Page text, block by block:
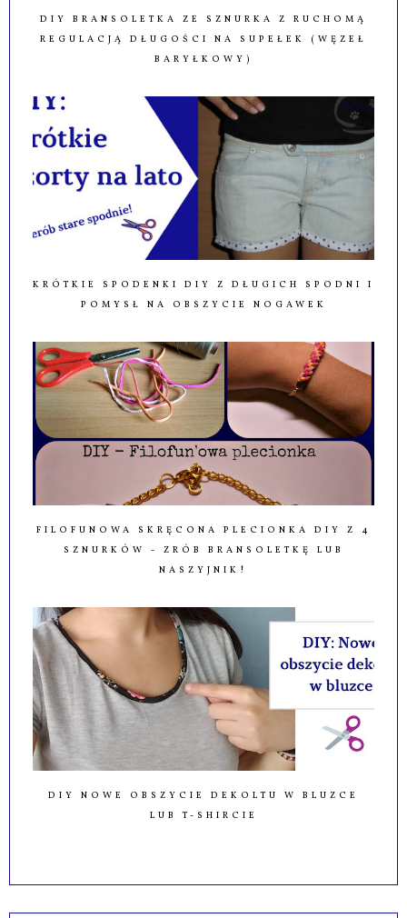
DIY BRANSOLETKA ZE SZNURKA Z RUCHOMĄ
REGULACJĄ DŁUGOŚCI NA SUPEŁEK (WĘZEŁ
BARYŁKOWY)
KRÓTKIE SPODENKI DIY Z DŁUGICH SPODNI I
POMYSŁ NA OBSZYCIE NOGAWEK
FILOFUNOWA SKRĘCONA PLECIONKA DIY Z 4
SZNURKÓW - ZRÓB BRANSOLETKĘ LUB
NASZYJNIK!
DIY NOWE OBSZYCIE DEKOLTU W BLUZCE
LUB T-SHIRCIE